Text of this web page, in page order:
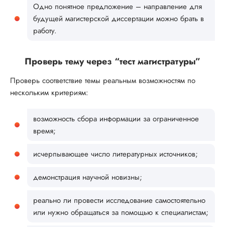
Одно понятное предложение – направление для
будущей магистерской диссертации можно брать в
работу.
Проверь тему через “тест магистратуры”
Проверь соответствие темы реальным возможностям по
нескольким критериям:
возможность сбора информации за ограниченное
время;
исчерпывающее число литературных источников;
демонстрация научной новизны;
реально ли провести исследование самостоятельно
или нужно обращаться за помощью к специалистам;